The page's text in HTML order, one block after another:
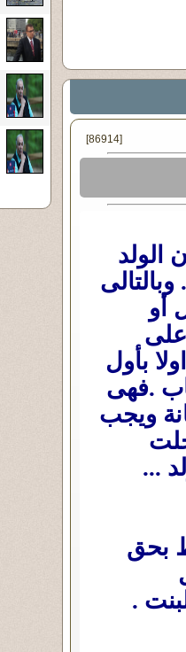
[86914]
الولد
أو
بأول
.فهى
ويجب
...
بحق
.